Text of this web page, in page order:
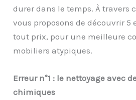
durer dans le temps. À travers
vous proposons de découvrir 5
tout prix, pour une meilleure
mobiliers atypiques.
Erreur n°1 : le nettoyage avec
chimiques